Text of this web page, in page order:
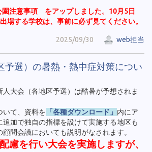
園注意事項 をアップしました。10月5日
場する学校は、事前に必ず見てください。
2025/09/30 web担当
予選）の暑熱・熱中症対策につい
人大会（各地区予選）は酷暑が予想されま
いて、資料を 「各種ダウンロード」 内にア
追加で独自の指標を設けて実施する地区も
問会議においても説明がなされます。
慮を行い大会を実施しますが、